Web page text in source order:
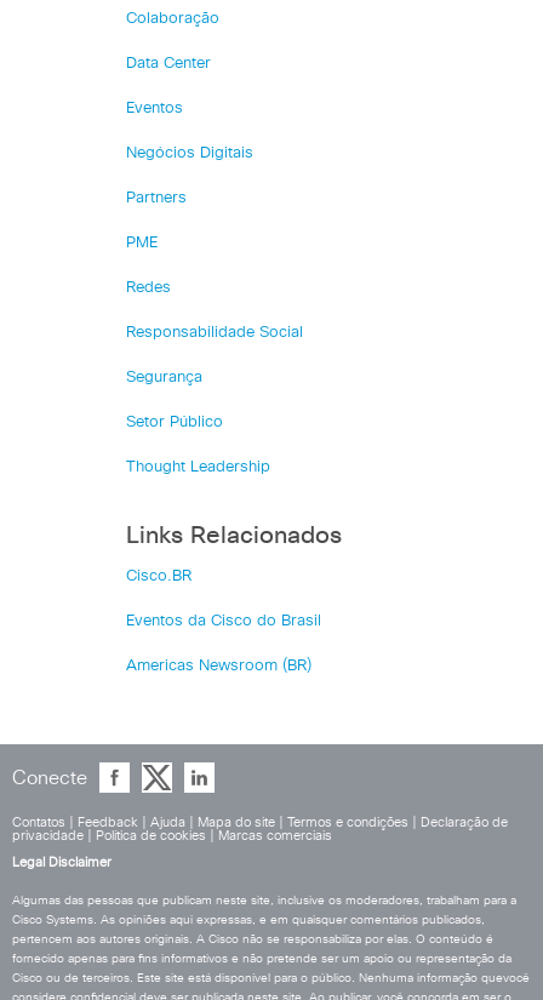
Colaboração
Data Center
Eventos
Negócios Digitais
Partners
PME
Redes
Responsabilidade Social
Segurança
Setor Público
Thought Leadership
Links Relacionados
Cisco.BR
Eventos da Cisco do Brasil
Americas Newsroom (BR)
Conecte
Contatos Feedback Ajuda Mapa do site Termos e condições
Declaração de
privacidade
Política de cookies
Marcas comerciais
Legal Disclaimer
Algumas das pessoas que publicam neste site, inclusive os moderadores, trabalham para a
Cisco Systems. As opiniões aqui expressas, e em quaisquer comentários publicados,
pertencem aos autores originais. A Cisco não se responsabiliza por elas. O conteúdo é
fornecido apenas para fins informativos e não pretende ser um apoio ou representação da
Cisco ou de terceiros. Este site está disponível para o público. Nenhuma informação quevocê
considere confidencial deve ser publicada neste site. Ao publicar, você concorda em ser o